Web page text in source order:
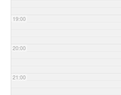
19:00
20:00
21:00